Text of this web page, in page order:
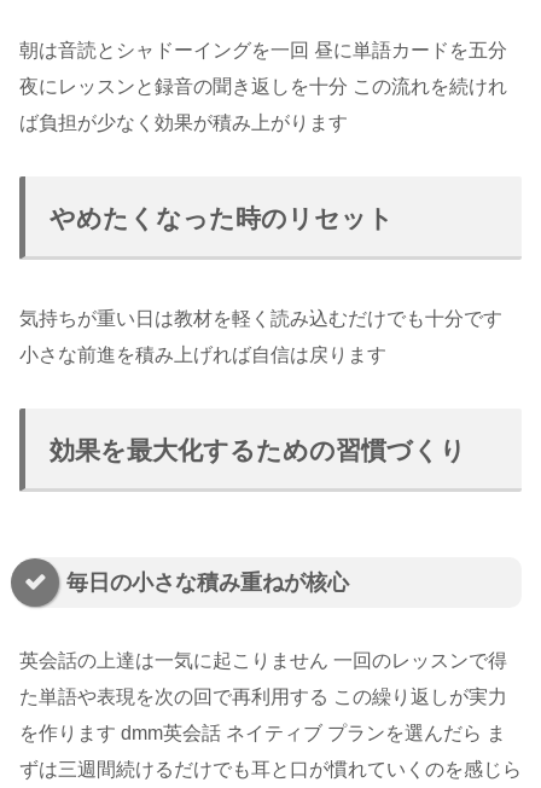
朝は音読とシャドーイングを一回 昼に単語カードを五分
夜にレッスンと録音の聞き返しを十分 この流れを続けれ
ば負担が少なく効果が積み上がります
やめたくなった時のリセット
気持ちが重い日は教材を軽く読み込むだけでも十分です
小さな前進を積み上げれば自信は戻ります
効果を最大化するための習慣づくり
毎日の小さな積み重ねが核心
英会話の上達は一気に起こりません 一回のレッスンで得
た単語や表現を次の回で再利用する この繰り返しが実力
を作ります dmm英会話 ネイティブ プランを選んだら ま
ずは三週間続けるだけでも耳と口が慣れていくのを感じら